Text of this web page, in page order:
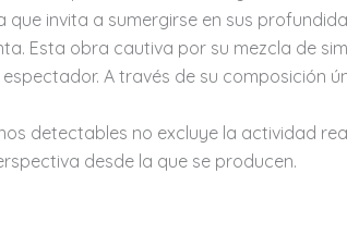
invita a sumergirse en sus
Esta obra cautiva por su mezcla de
A través de su composición
detectables no excluye la actividad
desde la que se producen.